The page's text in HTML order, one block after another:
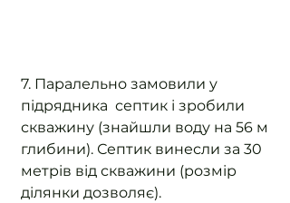
7. Паралельно замовили у
підрядника  септик і зробили
скважину (знайшли воду на 56 м
глибини). Септик винесли за 30
метрів від скважини (розмір
ділянки дозволяє).